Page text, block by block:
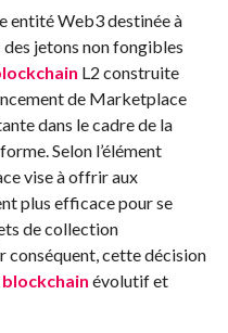
entité Web3 destinée à
jetons non fongibles
L2 construite
de Marketplace
dans le cadre de la
Selon l’élément
vise à offrir aux
plus efficace pour se
de collection
conséquent, cette décision
blockchain évolutif et